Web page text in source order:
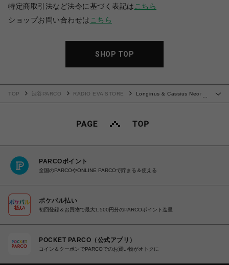
特定商取引法など法令に基づく表記は こちら
ショップお問い合わせは こちら
SHOP TOP
TOP 渋谷PARCO RADIO EVA STORE
Longinus & Cassius Neon
PARCOポイント
全国のPARCOやONLINE PARCOで貯まる＆使える
ポケパル払い
初回登録＆お買物で最大1,500円分のPARCOポイント進呈
POCKET PARCO（公式アプリ）
コイン＆クーポンでPARCOでのお買い物がオトクに